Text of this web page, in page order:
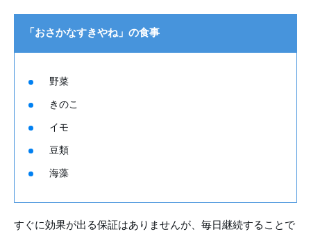
「おさかなすきやね」の食事
野菜
きのこ
イモ
豆類
海藻
すぐに効果が出る保証はありませんが、毎日継続することで